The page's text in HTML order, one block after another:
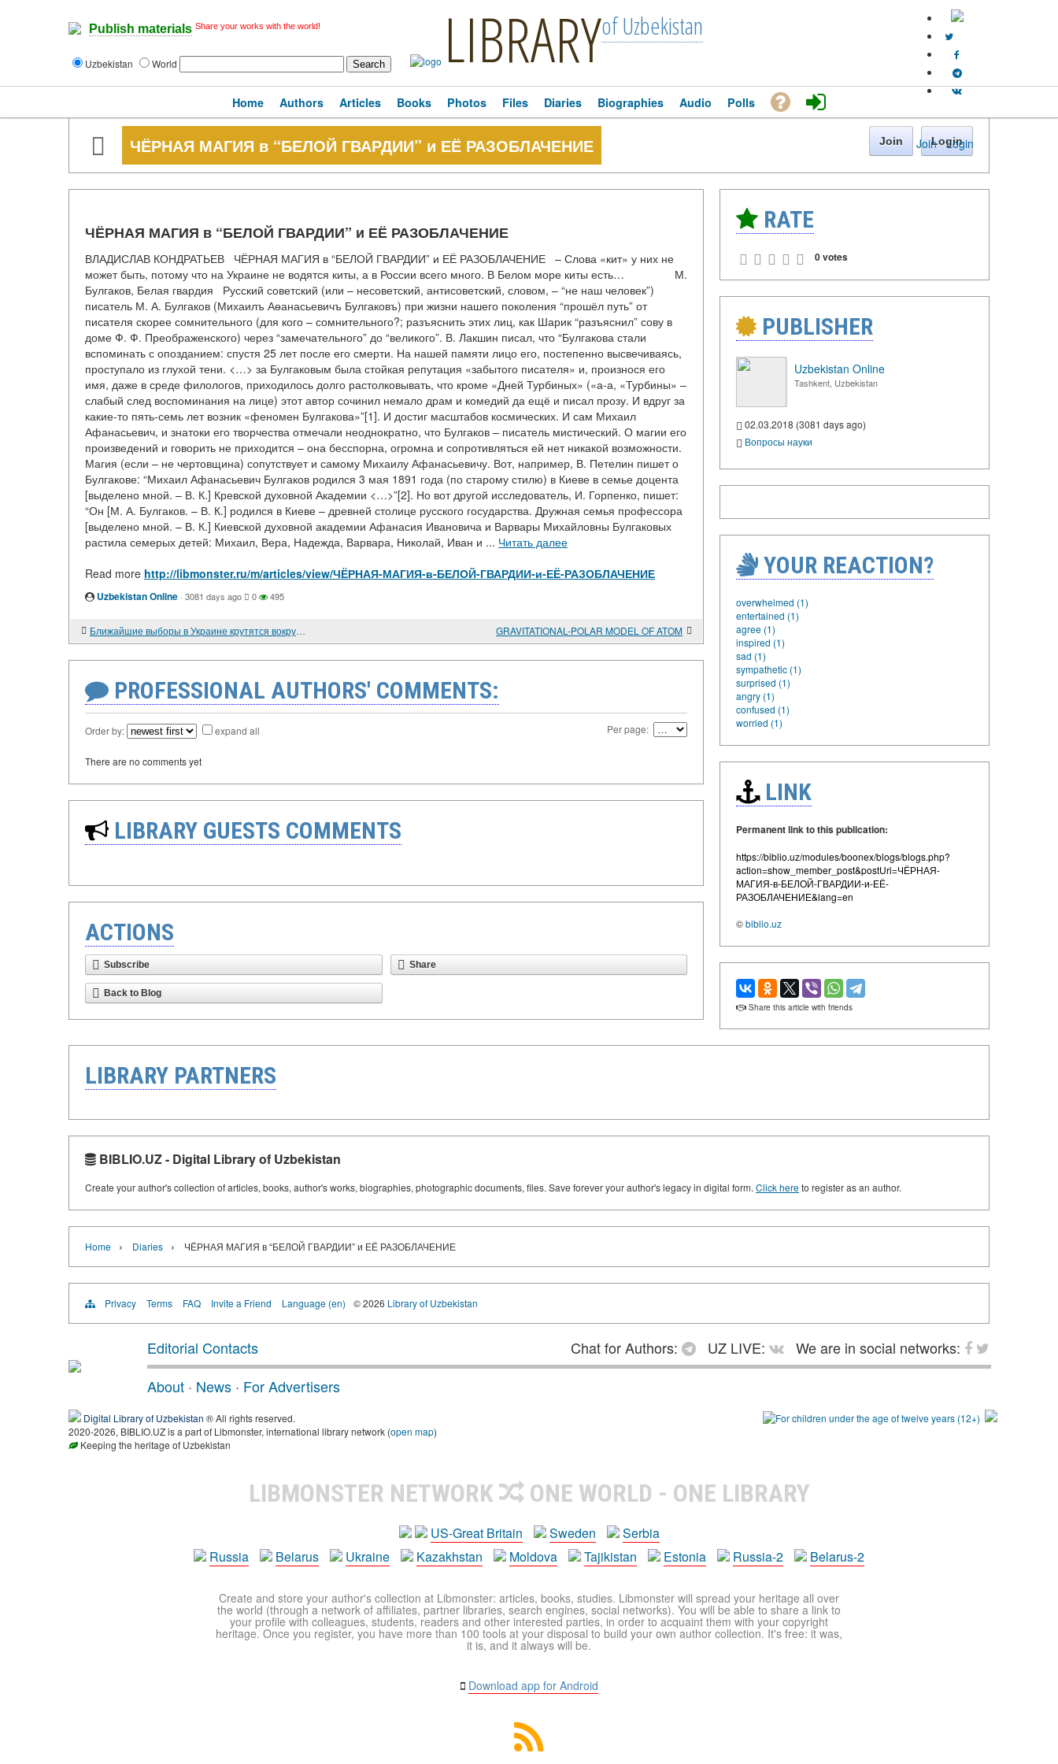
Publish materials Share your works with the world!
Uzbekistan World LIBRARYof Uzbekistan
Join · Login
Home Authors Articles Books Photos Files Diaries Biographies Audio Polls
ЧЁРНАЯ МАГИЯ в “БЕЛОЙ ГВАРДИИ” и ЕЁ РАЗОБЛАЧЕНИЕ Join Login
ЧЁРНАЯ МАГИЯ в “БЕЛОЙ ГВАРДИИ” и ЕЁ РАЗОБЛАЧЕНИЕ
ВЛАДИСЛАВ КОНДРАТЬЕВ ЧЁРНАЯ МАГИЯ в “БЕЛОЙ ГВАРДИИ” и ЕЁ РАЗОБЛАЧЕНИЕ – Слова «кит» у них не
может быть, потому что на Украине не водятся киты, а в России всего много. В Белом море киты есть… М.
Булгаков, Белая гвардия Русский советский (или – несоветский, антисоветский, словом, – “не наш человек”)
писатель М. А. Булгаков (Михаилъ Аѳанасьевичъ Булгаковъ) при жизни нашего поколения “прошёл путь” от
писателя скорее сомнительного (для кого – сомнительного?; разъяснить этих лиц, как Шарик “разъяснил” сову в
доме Ф. Ф. Преображенского) через “замечательного” до “великого”. В. Лакшин писал, что “Булгакова стали
вспоминать с опозданием: спустя 25 лет после его смерти. На нашей памяти лицо его, постепенно высвечиваясь,
проступало из глухой тени. <…> за Булгаковым была стойкая репутация «забытого писателя» и, произнося его
имя, даже в среде филологов, приходилось долго растолковывать, что кроме «Дней Турбиных» («а-а, «Турбины» –
слабый след воспоминания на лице) этот автор сочинил немало драм и комедий да ещё и писал прозу. И вдруг за
какие-то пять-семь лет возник «феномен Булгакова»”[1]. И достиг масштабов космических. И сам Михаил
Афанасьевич, и знатоки его творчества отмечали неоднократно, что Булгаков – писатель мистический. О магии его
произведений и говорить не приходится – она бесспорна, огромна и сопротивляться ей нет никакой возможности.
Магия (если – не чертовщина) сопутствует и самому Михаилу Афанасьевичу. Вот, например, В. Петелин пишет о
Булгакове: “Михаил Афанасьевич Булгаков родился 3 мая 1891 года (по старому стилю) в Киеве в семье доцента
[выделено мной. – В. К.] Кревской духовной Академии <…>”[2]. Но вот другой исследователь, И. Горпенко, пишет:
“Он [М. А. Булгаков. – В. К.] родился в Киеве – древней столице русского государства. Дружная семья профессора
[выделено мной. – В. К.] Киевской духовной академии Афанасия Ивановича и Варвары Михайловны Булгаковых
растила семерых детей: Михаил, Вера, Надежда, Варвара, Николай, Иван и ... Читать далее
Read more http://libmonster.ru/m/articles/view/ЧЁРНАЯ-МАГИЯ-в-БЕЛОЙ-ГВАРДИИ-и-ЕЁ-РАЗОБЛАЧЕНИЕ
Uzbekistan Online · 3081 days ago 0 495
Ближайшие выборы в Украине крутятся вокруг ... азартного бизнеса! (авторский репортаж) GRAVITATIONAL-POLAR MODEL OF ATOM
PROFESSIONAL AUTHORS' COMMENTS:
Order by: expand all Per page:
There are no comments yet
LIBRARY GUESTS COMMENTS
ACTIONS
Subscribe Share
Back to Blog
RATE
0 votes
PUBLISHER
Uzbekistan Online
Tashkent, Uzbekistan
02.03.2018 (3081 days ago)
Вопросы науки
YOUR REACTION?
overwhelmed (1)
entertained (1)
agree (1)
inspired (1)
sad (1)
sympathetic (1)
surprised (1)
angry (1)
confused (1)
worried (1)
LINK
Permanent link to this publication:
https://biblio.uz/modules/boonex/blogs/blogs.php?
action=show_member_post&postUri=ЧЁРНАЯ-
МАГИЯ-в-БЕЛОЙ-ГВАРДИИ-и-ЕЁ-
РАЗОБЛАЧЕНИЕ&lang=en
©biblio.uz
Share this article with friends
LIBRARY PARTNERS
BIBLIO.UZ - Digital Library of Uzbekistan
Create your author's collection of articles, books, author's works, biographies, photographic documents, files. Save forever your author's legacy in digital form. Click hereto register as an author.
Home › Diaries › ЧЁРНАЯ МАГИЯ в “БЕЛОЙ ГВАРДИИ” и ЕЁ РАЗОБЛАЧЕНИЕ
Privacy Terms FAQ Invite a Friend Language (en) © 2026 Library of Uzbekistan
Editorial Contacts Chat for Authors: UZ LIVE:
We are in social networks:
About · News · For Advertisers
Digital Library of Uzbekistan ® All rights reserved.
2020-2026, BIBLIO.UZ is a part of Libmonster, international library network (open map)
Keeping the heritage of Uzbekistan
LIBMONSTER NETWORK ONE WORLD - ONE LIBRARY
US-Great Britain Sweden
Serbia
Russia
Belarus Ukraine Kazakhstan Moldova Tajikistan Estonia Russia-2 Belarus-2
Create and store your author's collection at Libmonster: articles, books, studies. Libmonster will spread your heritage all over
the world (through a network of affiliates, partner libraries, search engines, social networks). You will be able to share a link to
your profile with colleagues, students, readers and other interested parties, in order to acquaint them with your copyright
heritage. Once you register, you have more than 100 tools at your disposal to build your own author collection. It's free: it was,
it is, and it always will be.
Download app for Android